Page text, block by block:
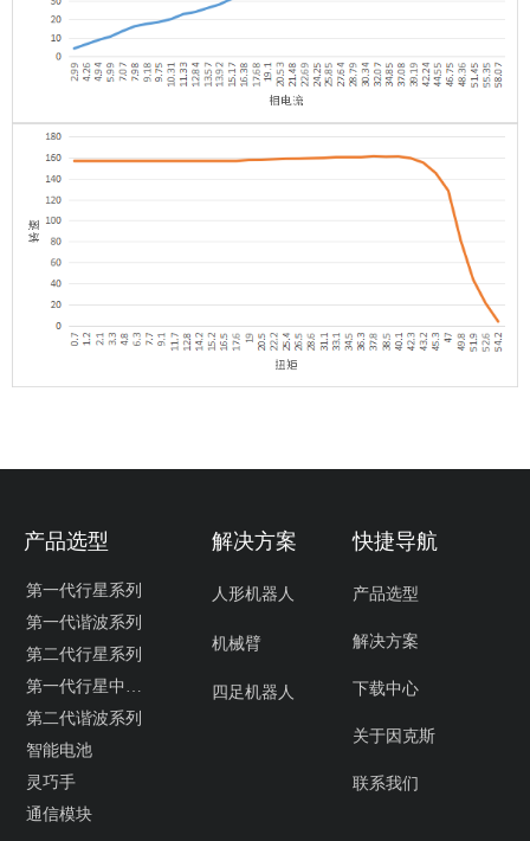
产品选型
第一代行星系列
第一代谐波系列
第二代行星系列
第一代行星中空系列
第二代谐波系列
智能电池
灵巧手
通信模块
解决方案
人形机器人
机械臂
四足机器人
快捷导航
产品选型
解决方案
下载中心
关于因克斯
联系我们